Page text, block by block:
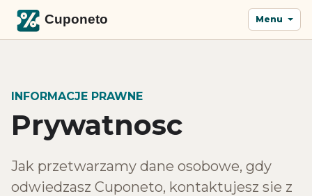
Menu
INFORMACJE PRAWNE
Prywatnosc
Jak przetwarzamy dane osobowe, gdy
odwiedzasz Cuponeto, kontaktujesz sie z